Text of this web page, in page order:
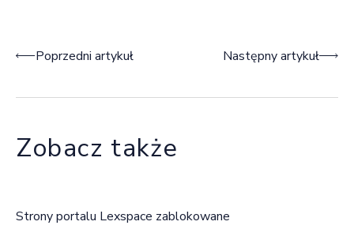
Nawigacja wpisu
Poprzedni artykuł Następny artykuł
Zobacz także
Strony portalu Lexspace zablokowane